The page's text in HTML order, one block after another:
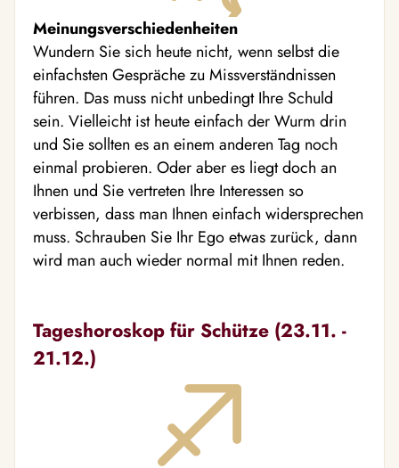
Meinungsverschiedenheiten
Wundern Sie sich heute nicht, wenn selbst die
einfachsten Gespräche zu Missverständnissen
führen. Das muss nicht unbedingt Ihre Schuld
sein. Vielleicht ist heute einfach der Wurm drin
und Sie sollten es an einem anderen Tag noch
einmal probieren. Oder aber es liegt doch an
Ihnen und Sie vertreten Ihre Interessen so
verbissen, dass man Ihnen einfach widersprechen
muss. Schrauben Sie Ihr Ego etwas zurück, dann
wird man auch wieder normal mit Ihnen reden.
Tageshoroskop für Schütze (23.11. -
21.12.)